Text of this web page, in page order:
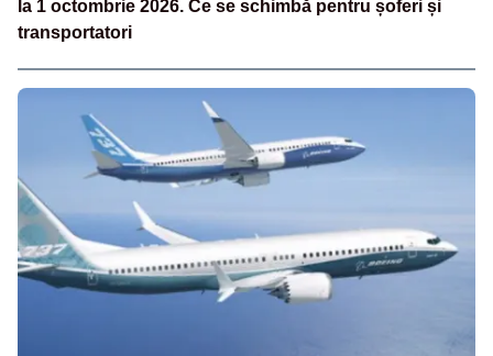
la 1 octombrie 2026. Ce se schimbă pentru șoferi și
transportatori